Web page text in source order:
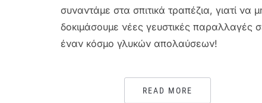
συναντάμε στα σπιτικά τραπέζια, γιατί να
δοκιμάσουμε νέες γευστικές παραλλαγές
έναν κόσμο γλυκών απολαύσεων!
READ MORE